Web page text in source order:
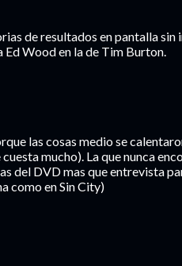
de resultados en pantalla
Ed Wood en la de Tim Burton.
las cosas medio se
mucho). La que nunca
del DVD mas que entrevista
como en Sin City)